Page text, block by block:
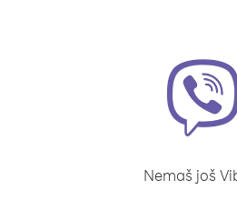
Nemaš još